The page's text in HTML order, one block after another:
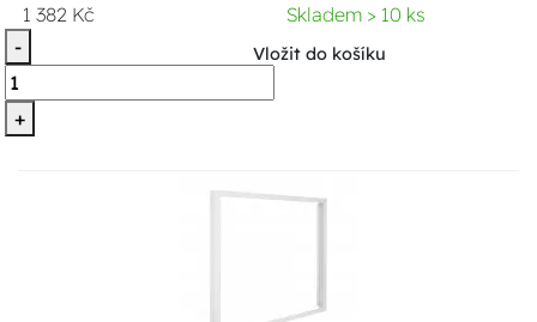
1 382 Kč
Skladem > 10 ks
-
+
Vložit do košíku